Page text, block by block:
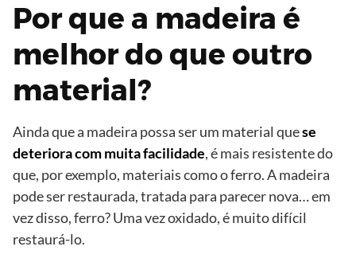
Por que a madeira é
melhor do que outro
material?
Ainda que a madeira possa ser um material quese
deteriora com muita facilidade, é mais resistente do
que, por exemplo, materiais como o ferro. A madeira
pode ser restaurada, tratada para parecer nova… em
vez disso, ferro? Uma vez oxidado, é muito difícil
restaurá-lo.